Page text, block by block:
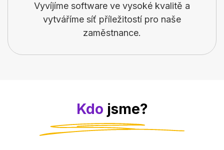
Vyvíjíme software ve vysoké kvalitě a
vytváříme síť příležitostí pro naše
zaměstnance.
Kdo jsme?